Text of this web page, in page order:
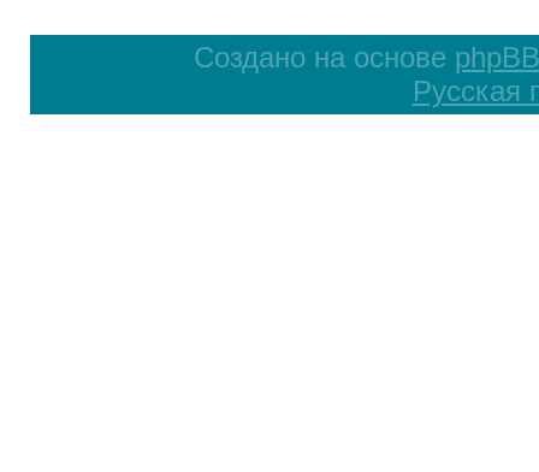
Создано на основе phpBB
Русская